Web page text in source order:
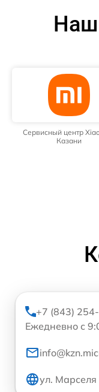
Сервисный центр
Казани
+7 (843)
Ежедневно с
ул.